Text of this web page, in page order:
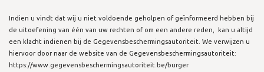
Indien u vindt dat wij u niet voldoende geholpen of geïnformeerd hebben bij
de uitoefening van één van uw rechten of om een andere reden, kan u altijd
een klacht indienen bij de Gegevensbeschermingsautoriteit. We verwijzen u
hiervoor door naar de website van de Gegevensbeschermingsautoriteit:
https://www.gegevensbeschermingsautoriteit.be/burger